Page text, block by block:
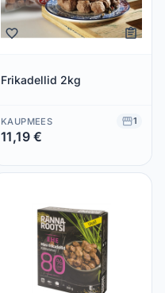
Frikadellid 2kg
KAUPMEES 1
11,19 €